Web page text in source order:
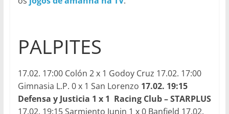
PALPITES
17.02. 17:00 Colón 2 x 1 Godoy Cruz 17.02. 17:00
Gimnasia L.P. 0 x 1 San Lorenzo 17.02. 19:15
Defensa y Justicia 1 x 1 Racing Club – STARPLUS
17.02. 19:15 Sarmiento Junin 1 x 0 Banfield 17.02.